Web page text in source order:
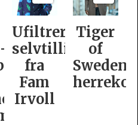
Tiger
of
Swedens
herrekolleksjon
Slik
er
dame­